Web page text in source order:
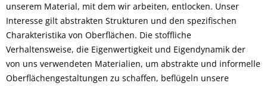
unserem Material, mit dem wir arbeiten, entlocken. Unser
Interesse gilt abstrakten Strukturen und den spezifischen
Charakteristika von Oberflächen. Die stoffliche
Verhaltensweise, die Eigenwertigkeit und Eigendynamik der
von uns verwendeten Materialien, um abstrakte und informelle
Oberflächengestaltungen zu schaffen, beflügeln unsere